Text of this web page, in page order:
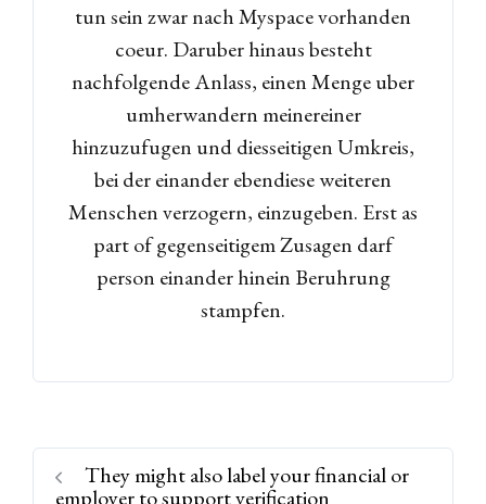
tun sein zwar nach Myspace vorhanden
coeur. Daruber hinaus besteht
nachfolgende Anlass, einen Menge uber
umherwandern meinereiner
hinzuzufugen und diesseitigen Umkreis,
bei der einander ebendiese weiteren
Menschen verzogern, einzugeben. Erst as
part of gegenseitigem Zusagen darf
person einander hinein Beruhrung
stampfen.
They might also label your financial or
employer to support verification